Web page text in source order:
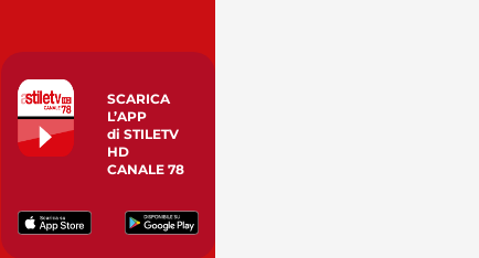
SCARICA
L’APP
di STILETV
HD
CANALE 78